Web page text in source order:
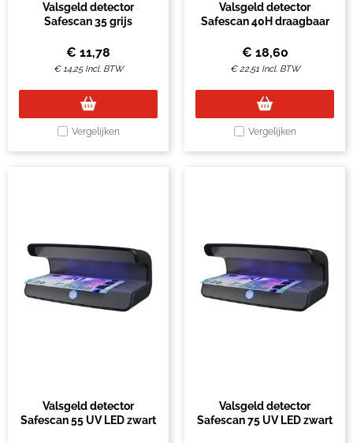
Valsgeld detector
Safescan 35 grijs
€ 11,78
€14,25 Incl. BTW
Vergelijken
Valsgeld detector
Safescan 40H draagbaar
€ 18,60
€22,51 Incl. BTW
Vergelijken
Valsgeld detector
Safescan 55 UV LED zwart
Valsgeld detector
Safescan 75 UV LED zwart